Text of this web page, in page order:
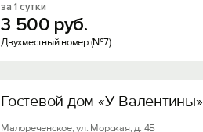
за 1 сутки
3 500 руб.
Двухместный номер (№7)
Гостевой дом «У Валентины»
Малореченское, ул. Морская, д. 4Б